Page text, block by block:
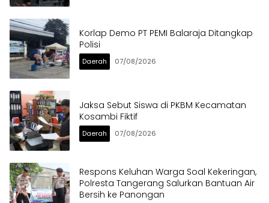
Korlap Demo PT PEMI Balaraja Ditangkap
Polisi
Daerah 07/08/2026
Jaksa Sebut Siswa di PKBM Kecamatan
Kosambi Fiktif
Daerah 07/08/2026
Respons Keluhan Warga Soal Kekeringan,
Polresta Tangerang Salurkan Bantuan Air
Bersih ke Panongan